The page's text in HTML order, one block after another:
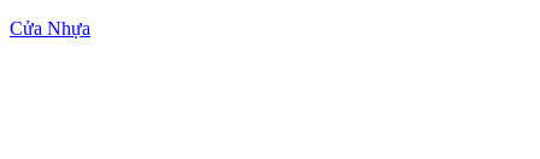
Cửa Nhựa